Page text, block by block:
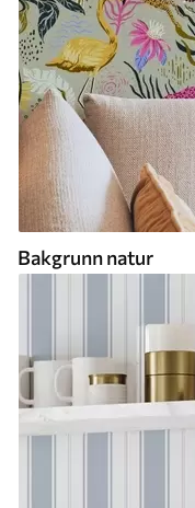
Bakgrunn natur